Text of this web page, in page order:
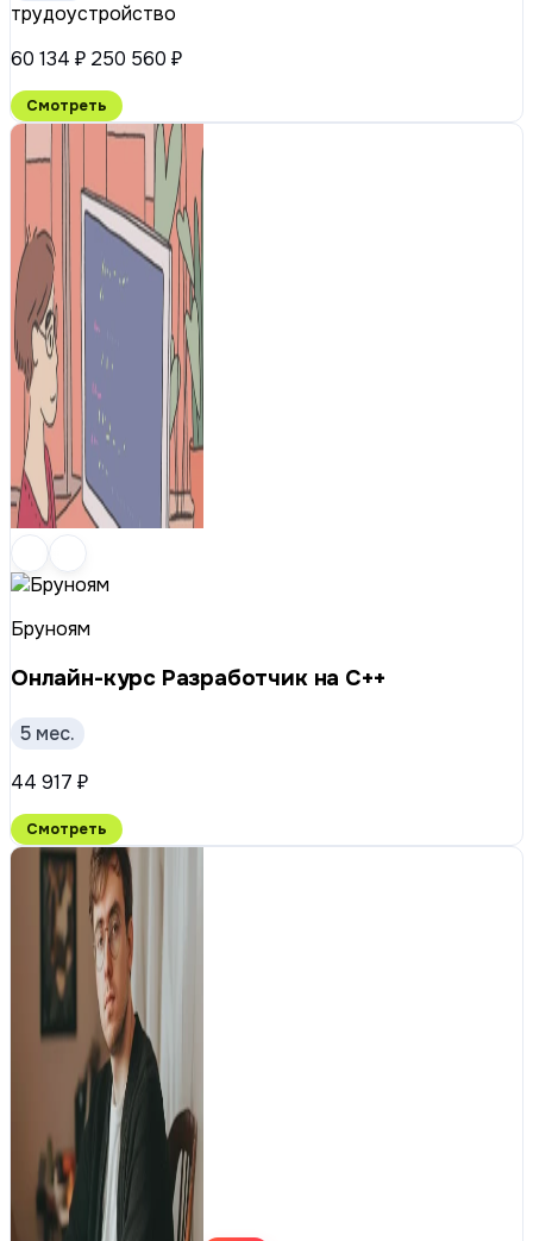
трудоустройство
60 134 ₽ 250 560 ₽
Смотреть
Бруноям
Онлайн-курс Разработчик на C++
5 мес.
44 917 ₽
Смотреть